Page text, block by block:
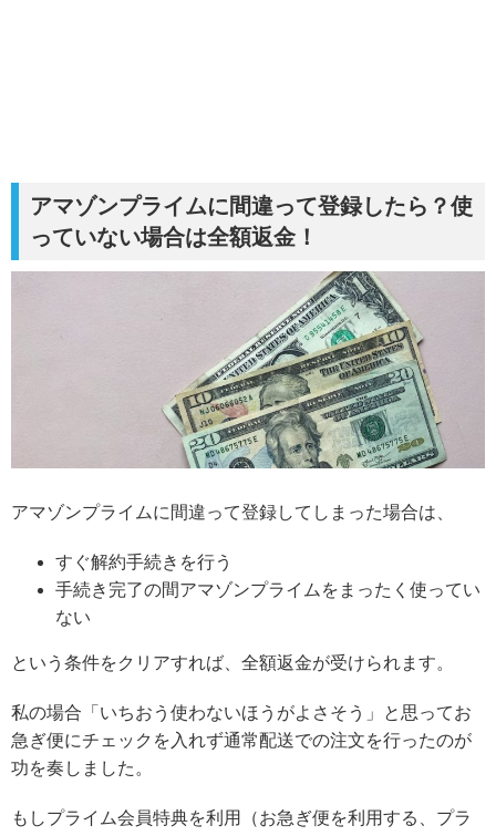
アマゾンプライムに間違って登録したら？使
っていない場合は全額返金！
アマゾンプライムに間違って登録してしまった場合は、
すぐ解約手続きを行う
手続き完了の間アマゾンプライムをまったく使ってい
ない
という条件をクリアすれば、全額返金が受けられます。
私の場合「いちおう使わないほうがよさそう」と思ってお
急ぎ便にチェックを入れず通常配送での注文を行ったのが
功を奏しました。
もしプライム会員特典を利用（お急ぎ便を利用する、プラ